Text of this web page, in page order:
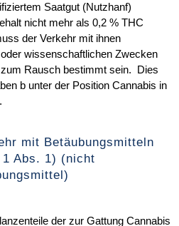
Saatgut (Nutzhanf)
nicht mehr als 0,2 % THC
der Verkehr mit ihnen
wissenschaftlichen Zwecken
Rausch bestimmt sein. Dies
b unter der Position Cannabis in
mit Betäubungsmitteln
Abs. 1) (nicht
der zur Gattung Cannabis